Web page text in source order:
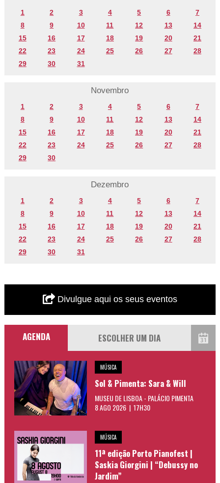
1 2 3 4 5 6
7
8
9 10 11 12 13
14
15
16 17 18 19 20
21
22
23 24 25 26 27
28
29
30 31
Novembro
1 2 3 4 5 6
7
8
9 10 11 12 13
14
15
16 17 18 19 20
21
22
23 24 25 26 27
28
29
30
Dezembro
1 2 3 4 5 6
7
8
9 10 11 12 13
14
15
16 17 18 19 20
21
22
23 24 25 26 27
28
29
30 31
Divulgue aqui os seus eventos
AGENDA
MÚSICA
Sol & Pimenta: Sara & Will
MUSEU DE LISBOA - PALÁCIO PIMENTA
8 AGO 2026 | 17H30
MÚSICA
11ª edição Porto Pianofest |
Saskia Giorgini | “Debussy no
Jardim”